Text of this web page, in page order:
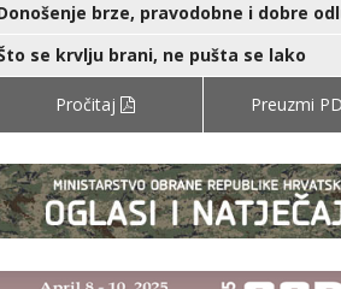
brze, pravodobne i dobre
se krvlju brani, ne pušta se lako
Pročitaj Preuzmi